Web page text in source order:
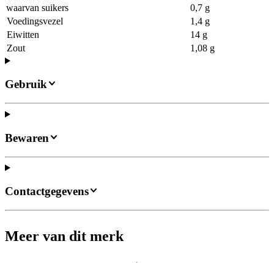
waarvan suikers
0,7 g
Voedingsvezel
1,4 g
Eiwitten
14 g
Zout
1,08 g
Gebruik
Bewaren
Contactgegevens
Meer van dit merk